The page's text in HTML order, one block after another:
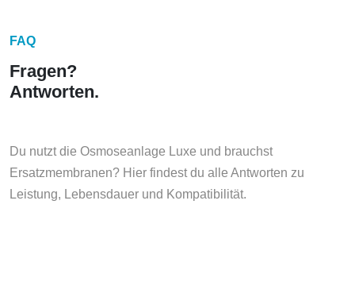
FAQ
Fragen?
Antworten.
Du nutzt die Osmoseanlage Luxe und brauchst
Ersatzmembranen? Hier findest du alle Antworten zu
Leistung, Lebensdauer und Kompatibilität.